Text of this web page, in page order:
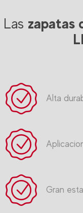
Las zapatas
Alta
Gran